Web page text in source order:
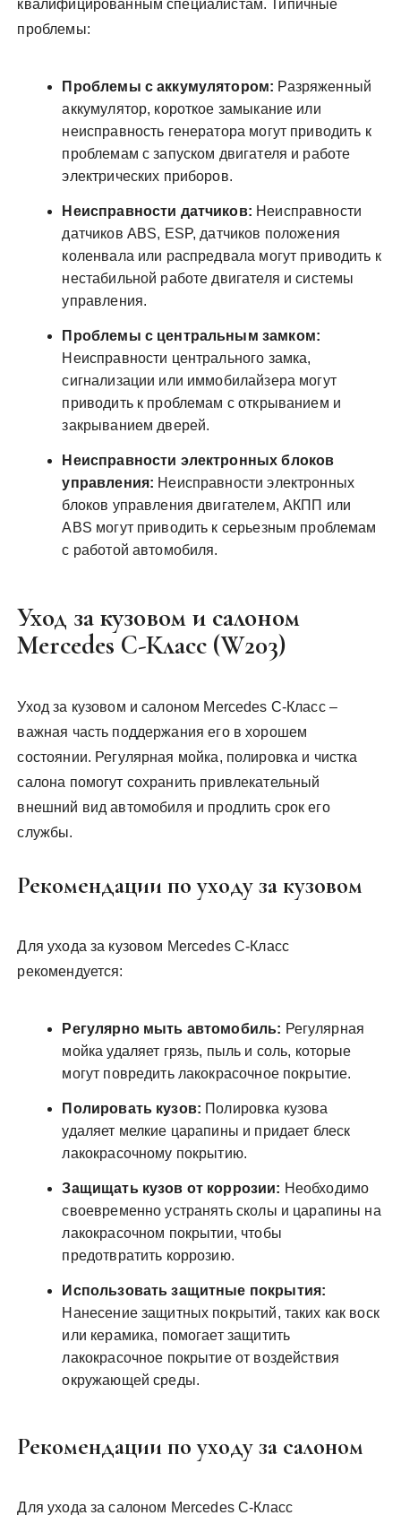
квалифицированным специалистам. Типичные
проблемы:
Проблемы с аккумулятором: Разряженный
аккумулятор, короткое замыкание или
неисправность генератора могут приводить к
проблемам с запуском двигателя и работе
электрических приборов.
Неисправности датчиков: Неисправности
датчиков ABS, ESP, датчиков положения
коленвала или распредвала могут приводить к
нестабильной работе двигателя и системы
управления.
Проблемы с центральным замком:
Неисправности центрального замка,
сигнализации или иммобилайзера могут
приводить к проблемам с открыванием и
закрыванием дверей.
Неисправности электронных блоков
управления: Неисправности электронных
блоков управления двигателем, АКПП или
ABS могут приводить к серьезным проблемам
с работой автомобиля.
Уход за кузовом и салоном
Mercedes C-Класс (W203)
Уход за кузовом и салоном Mercedes C-Класс –
важная часть поддержания его в хорошем
состоянии. Регулярная мойка, полировка и чистка
салона помогут сохранить привлекательный
внешний вид автомобиля и продлить срок его
службы.
Рекомендации по уходу за кузовом
Для ухода за кузовом Mercedes C-Класс
рекомендуется:
Регулярно мыть автомобиль: Регулярная
мойка удаляет грязь, пыль и соль, которые
могут повредить лакокрасочное покрытие.
Полировать кузов: Полировка кузова
удаляет мелкие царапины и придает блеск
лакокрасочному покрытию.
Защищать кузов от коррозии: Необходимо
своевременно устранять сколы и царапины на
лакокрасочном покрытии, чтобы
предотвратить коррозию.
Использовать защитные покрытия:
Нанесение защитных покрытий, таких как воск
или керамика, помогает защитить
лакокрасочное покрытие от воздействия
окружающей среды.
Рекомендации по уходу за салоном
Для ухода за салоном Mercedes C-Класс